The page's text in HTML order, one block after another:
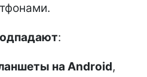
:
на Android,